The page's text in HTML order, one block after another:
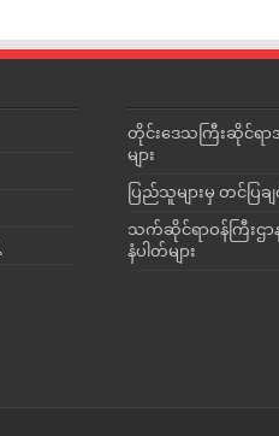
တိုင်းဒေသကြီးဆိုင်
များ
ပြည်သူများမှ တင်ပြချ
သက်ဆိုင်ရာဝန်ကြီးဌာန
နံပါတ်များ